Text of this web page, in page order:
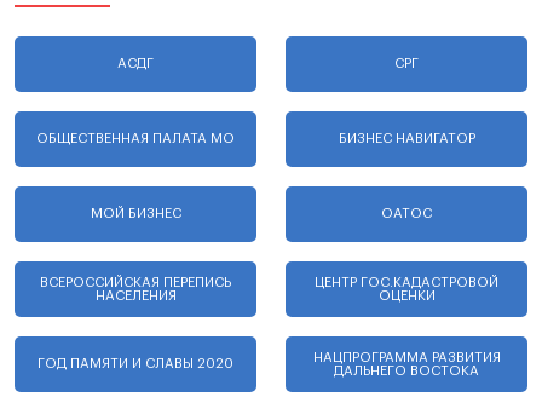
АСДГ СРГ
ОБЩЕСТВЕННАЯ ПАЛАТА МО БИЗНЕС НАВИГАТОР
МОЙ БИЗНЕС ОАТОС
ВСЕРОССИЙСКАЯ ПЕРЕПИСЬ
НАСЕЛЕНИЯ
ЦЕНТР ГОС.КАДАСТРОВОЙ
ОЦЕНКИ
ГОД ПАМЯТИ И СЛАВЫ 2020
НАЦПРОГРАММА РАЗВИТИЯ
ДАЛЬНЕГО ВОСТОКА